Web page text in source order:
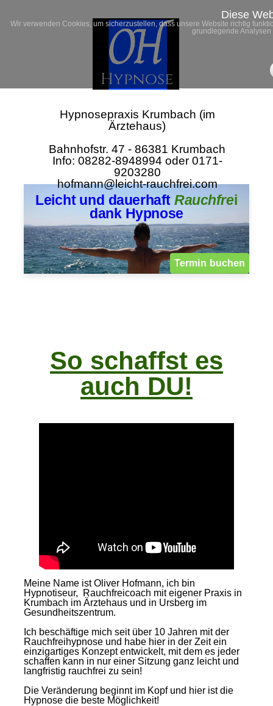
Diese
Wir verwenden Cookies, um sicherzustellen, dass unsere Website richtig
grundlegende
Leicht und dauerhaftRauchfrei
dank Hypnose
Termin buchen
Hypnosepraxis Krumbach (im
Ärztehaus)
Bahnhofstr. 47 - 86381 Krumbach
Info: 08282-8948994 oder 0171-
9203280
hofmann@leicht-rauchfrei.com
So schaffst es
auch DU!
Meine Name ist Oliver Hofmann, ich bin
Hypnotiseur, Rauchfreicoach mit eigener Praxis in
Krumbach im Ärztehaus und in Ursberg im
Gesundheitszentrum.
Ich beschäftige mich seit über 10 Jahren mit der
Rauchfreihypnose und habe hier in der Zeit ein
einzigartiges Konzept entwickelt, mit dem es jeder
schaffen kann in nur einer Sitzung ganz leicht und
langfristig rauchfrei zu sein!
Die Veränderung beginnt im Kopf und hier ist die
Hypnose die beste Möglichkeit!